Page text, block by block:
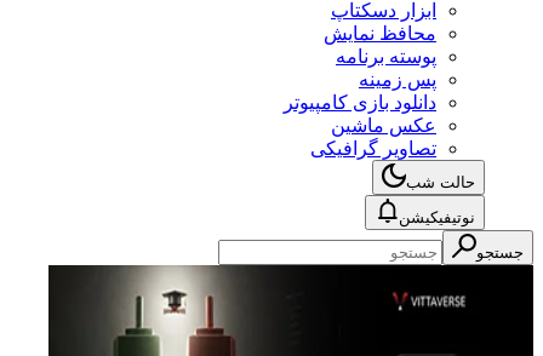
ابزار دسکتاپ
محافظ نمایش
پوسته برنامه
پس زمینه
دانلود بازی کامپیوتر
عکس ماشین
تصاویر گرافیکی
حالت شب
نوتیفیکیشن
جستجو